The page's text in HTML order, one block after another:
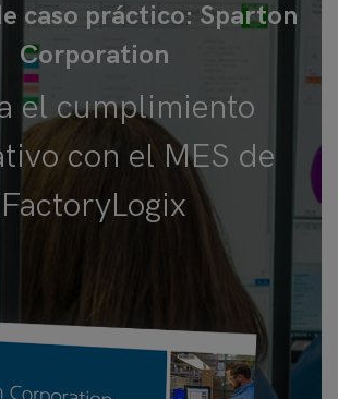
caso práctico: Sparton
Corporation
el cumplimiento
con el MES de
FactoryLogix